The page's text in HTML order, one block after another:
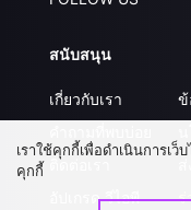
สนับสนุน
เกี่ยวกับเรา
ติดต่อเรา
อัปเกรด วีไอพี
ข้
ร่
เราใช้คุกกี้เพื่อดำเนินการเ
คุกกี้